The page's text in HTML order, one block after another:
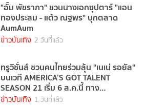
"อั้ม พัชราภา" ชวนนางเอกซุปตาร์ "แอน
ทองประสม - แต้ว ณฐพร" บุกตลาด
AumAum
ข่าวบันเทิง 2 วันที่แล้ว
ทรูวิชั่นส์ ชวนคนไทยร่วมลุ้น "เนเน่ รอยัล"
บนเวที AMERICA’S GOT TALENT
SEASON 21 เริ่ม 6 ส.ค.นี้ ทาง
TrueVisions NOW
ข่าวบันเทิง 1 วันที่แล้ว